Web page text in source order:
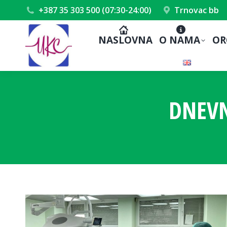
+387 35 303 500 (07:30-24:00) Trnovac bb
NASLOVNA O NAMA